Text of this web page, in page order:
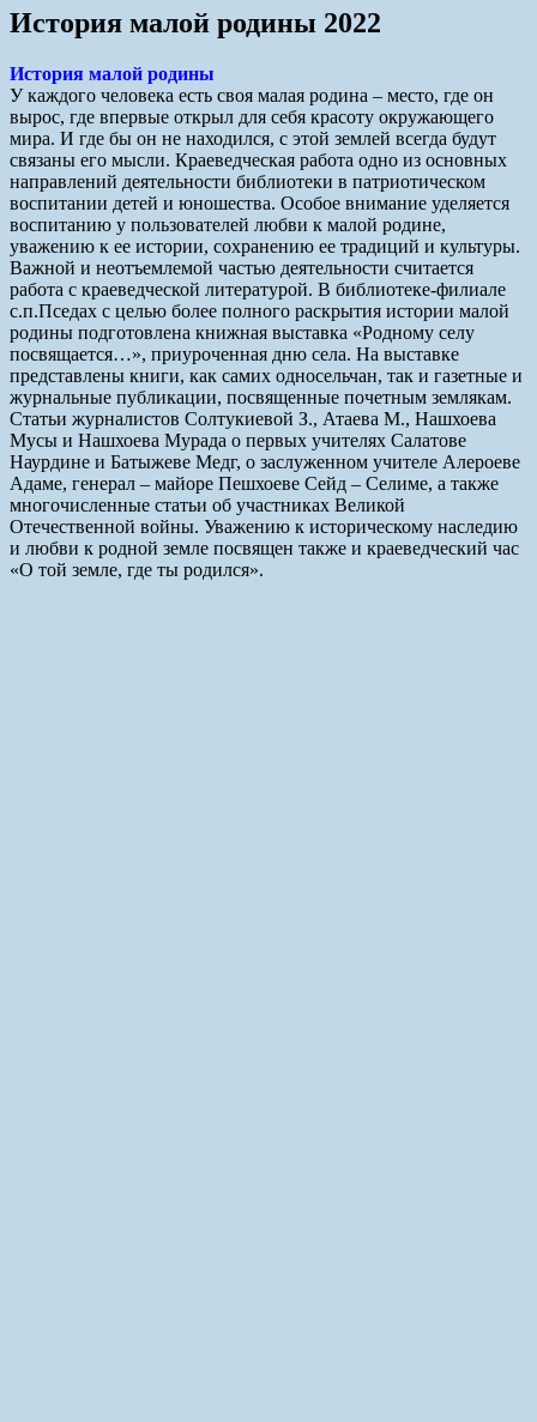
История малой родины 2022
История малой родины
У каждого человека есть своя малая родина – место, где он
вырос, где впервые открыл для себя красоту окружающего
мира. И где бы он не находился, с этой землей всегда будут
связаны его мысли. Краеведческая работа одно из основных
направлений деятельности библиотеки в патриотическом
воспитании детей и юношества. Особое внимание уделяется
воспитанию у пользователей любви к малой родине,
уважению к ее истории, сохранению ее традиций и культуры.
Важной и неотъемлемой частью деятельности считается
работа с краеведческой литературой. В библиотеке-филиале
с.п.Пседах с целью более полного раскрытия истории малой
родины подготовлена книжная выставка «Родному селу
посвящается…», приуроченная дню села. На выставке
представлены книги, как самих односельчан, так и газетные и
журнальные публикации, посвященные почетным землякам.
Статьи журналистов Солтукиевой З., Атаева М., Нашхоева
Мусы и Нашхоева Мурада о первых учителях Салатове
Наурдине и Батыжеве Медг, о заслуженном учителе Алероеве
Адаме, генерал – майоре Пешхоеве Сейд – Селиме, а также
многочисленные статьи об участниках Великой
Отечественной войны. Уважению к историческому наследию
и любви к родной земле посвящен также и краеведческий час
«О той земле, где ты родился».